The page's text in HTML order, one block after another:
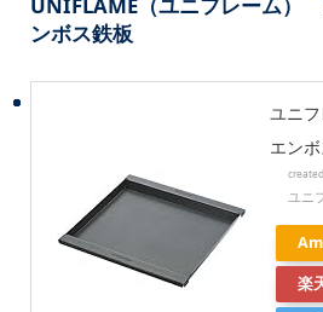
ンボス鉄板
ユニ
エン
ユニ
楽